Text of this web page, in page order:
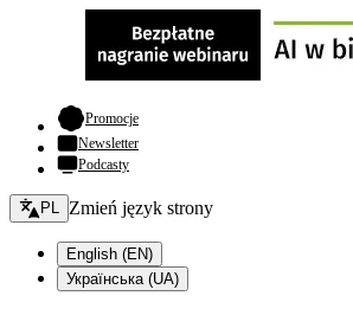
Promocje- otwiera się w nowej karcie
Newsletter
Podcasty
Zmień język - bieżący:
PL Zmień język strony
English (EN)
Українська (UA)